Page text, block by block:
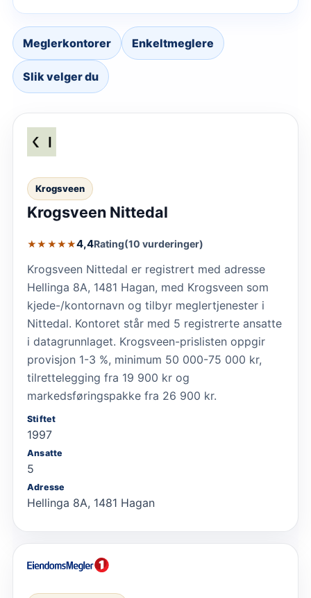
Meglerkontorer Enkeltmeglere
Slik velger du
Krogsveen
Krogsveen Nittedal
★★★★★4,4Rating(10 vurderinger)
Krogsveen Nittedal er registrert med adresse
Hellinga 8A, 1481 Hagan, med Krogsveen som
kjede-/kontornavn og tilbyr meglertjenester i
Nittedal. Kontoret står med 5 registrerte ansatte
i datagrunnlaget. Krogsveen-prislisten oppgir
provisjon 1-3 %, minimum 50 000-75 000 kr,
tilrettelegging fra 19 900 kr og
markedsføringspakke fra 26 900 kr.
Stiftet
1997
Ansatte
5
Adresse
Hellinga 8A, 1481 Hagan